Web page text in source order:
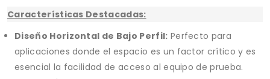
Características Destacadas:
Diseño Horizontal de Bajo Perfil: Perfecto para
aplicaciones donde el espacio es un factor crítico y es
esencial la facilidad de acceso al equipo de prueba.